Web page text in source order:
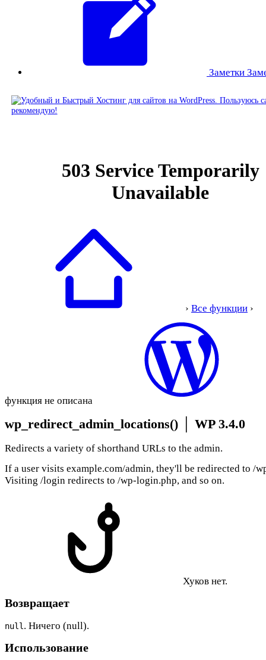
Заметки
› Все функции ›
функция не описана
wp_redirect_admin_locations() WP 3.4.0
Redirects a variety of shorthand URLs to the admin.
If a user visits example.com/admin, they'll be redirected to /
Visiting /login redirects to /wp-login.php, and so on.
Хуков нет.
Возвращает
null . Ничего (null).
Использование